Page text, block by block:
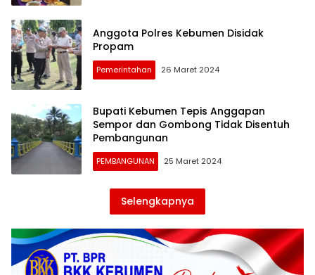
Anggota Polres Kebumen Disidak
Propam
Pemerintahan 26 Maret 2024
Bupati Kebumen Tepis Anggapan
Sempor dan Gombong Tidak Disentuh
Pembangunan
PEMBANGUNAN 25 Maret 2024
Selengkapnya